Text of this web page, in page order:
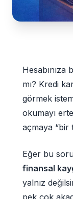
Hesabınıza
mı? Kredi
görmek
okumayı
açmaya “bir
Eğer bu
finansal
yalnız
pek çok